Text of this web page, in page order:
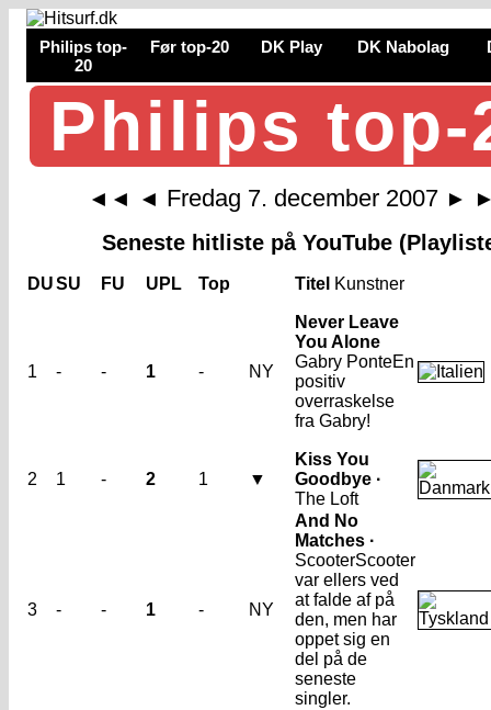
Philips top-
20
Før top-20 DK Play DK Nabolag
Philips top-
◄◄ ◄ Fredag 7. december 2007 ►
Seneste hitliste på YouTube
DUSU FU UPL Top Titel Kunstner
1 - - 1 - NY
Never Leave
You Alone
Gabry PonteEn
positiv
overraskelse
fra Gabry!
2 1 - 2 1 ▼
Kiss You
Goodbye ·
The Loft
3 - - 1 - NY
And No
Matches ·
ScooterScooter
var ellers ved
at falde af på
den, men har
oppet sig en
del på de
seneste
singler.